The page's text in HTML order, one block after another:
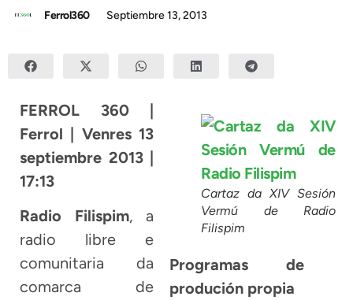
Ferrol360 Septiembre 13, 2013
FERROL 360 |
Ferrol | Venres 13
septiembre 2013 |
17:13
Radio Filispim, a
radio libre e
comunitaria da
comarca de
Cartaz da XIV Sesión
Vermú de Radio
Filispim
Programas de
produción propia